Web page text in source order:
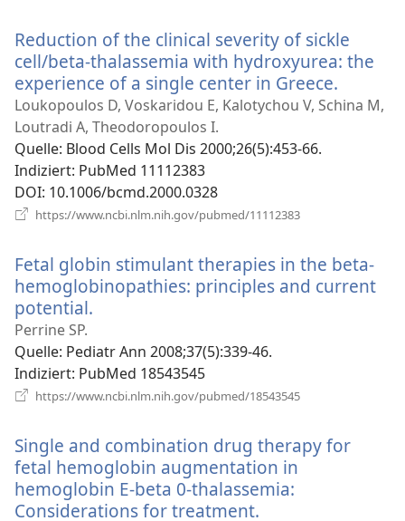
Reduction of the clinical severity of sickle
cell/beta-thalassemia with hydroxyurea: the
experience of a single center in Greece.
neues
Loukopoulos D, Voskaridou E, Kalotychou V, Schina M,
Loutradi A, Theodoropoulos I.
Quelle‎: Blood Cells Mol Dis 2000;26(5):453-66.
Indiziert‎: PubMed 11112383
DOI‎: 10.1006/bcmd.2000.0328
https://www.ncbi.nlm.nih.gov/pubmed/11112383
Fetal globin stimulant therapies in the beta-
hemoglobinopathies: principles and current
potential.
Fenster)
Perrine SP.
Quelle‎: Pediatr Ann 2008;37(5):339-46.
Indiziert‎: PubMed 18543545
https://www.ncbi.nlm.nih.gov/pubmed/18543545
Single and combination drug therapy for
fetal hemoglobin augmentation in
hemoglobin E-beta 0-thalassemia:
Considerations for treatment.